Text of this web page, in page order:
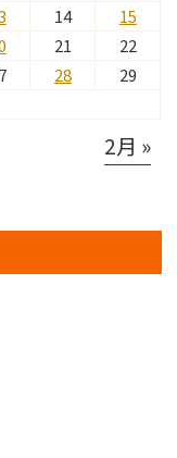
14
15
21
22
28
29
2月 »